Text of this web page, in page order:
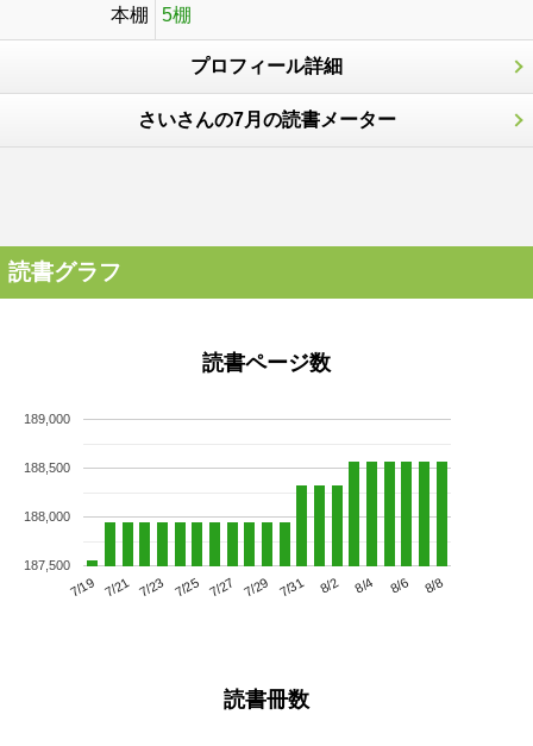
本棚 5棚
プロフィール詳細
さいさんの7月の読書メーター
読書グラフ
読書ページ数
7/19 7/21 7/23 7/25 7/27 7/29 7/31 8/2 8/4 8/6 8/8
187,500
188,000
188,500
189,000
読書冊数